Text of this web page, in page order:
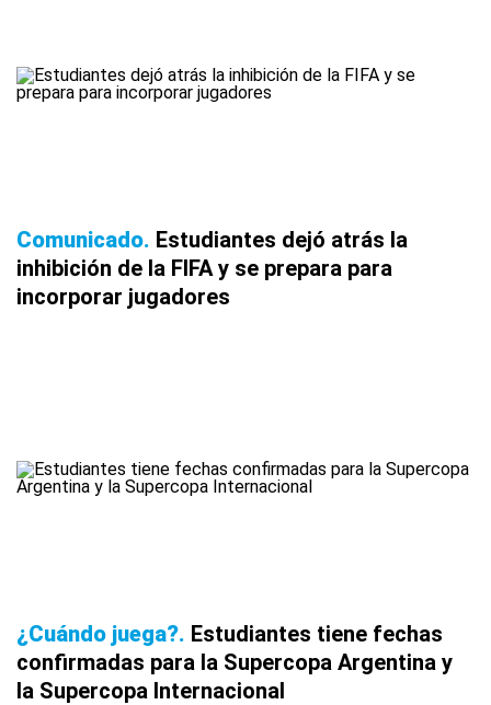
Comunicado Estudiantes dejó atrás la
inhibición de la FIFA y se prepara para
incorporar jugadores
¿Cuándo juega? Estudiantes tiene fechas
confirmadas para la Supercopa Argentina y
la Supercopa Internacional